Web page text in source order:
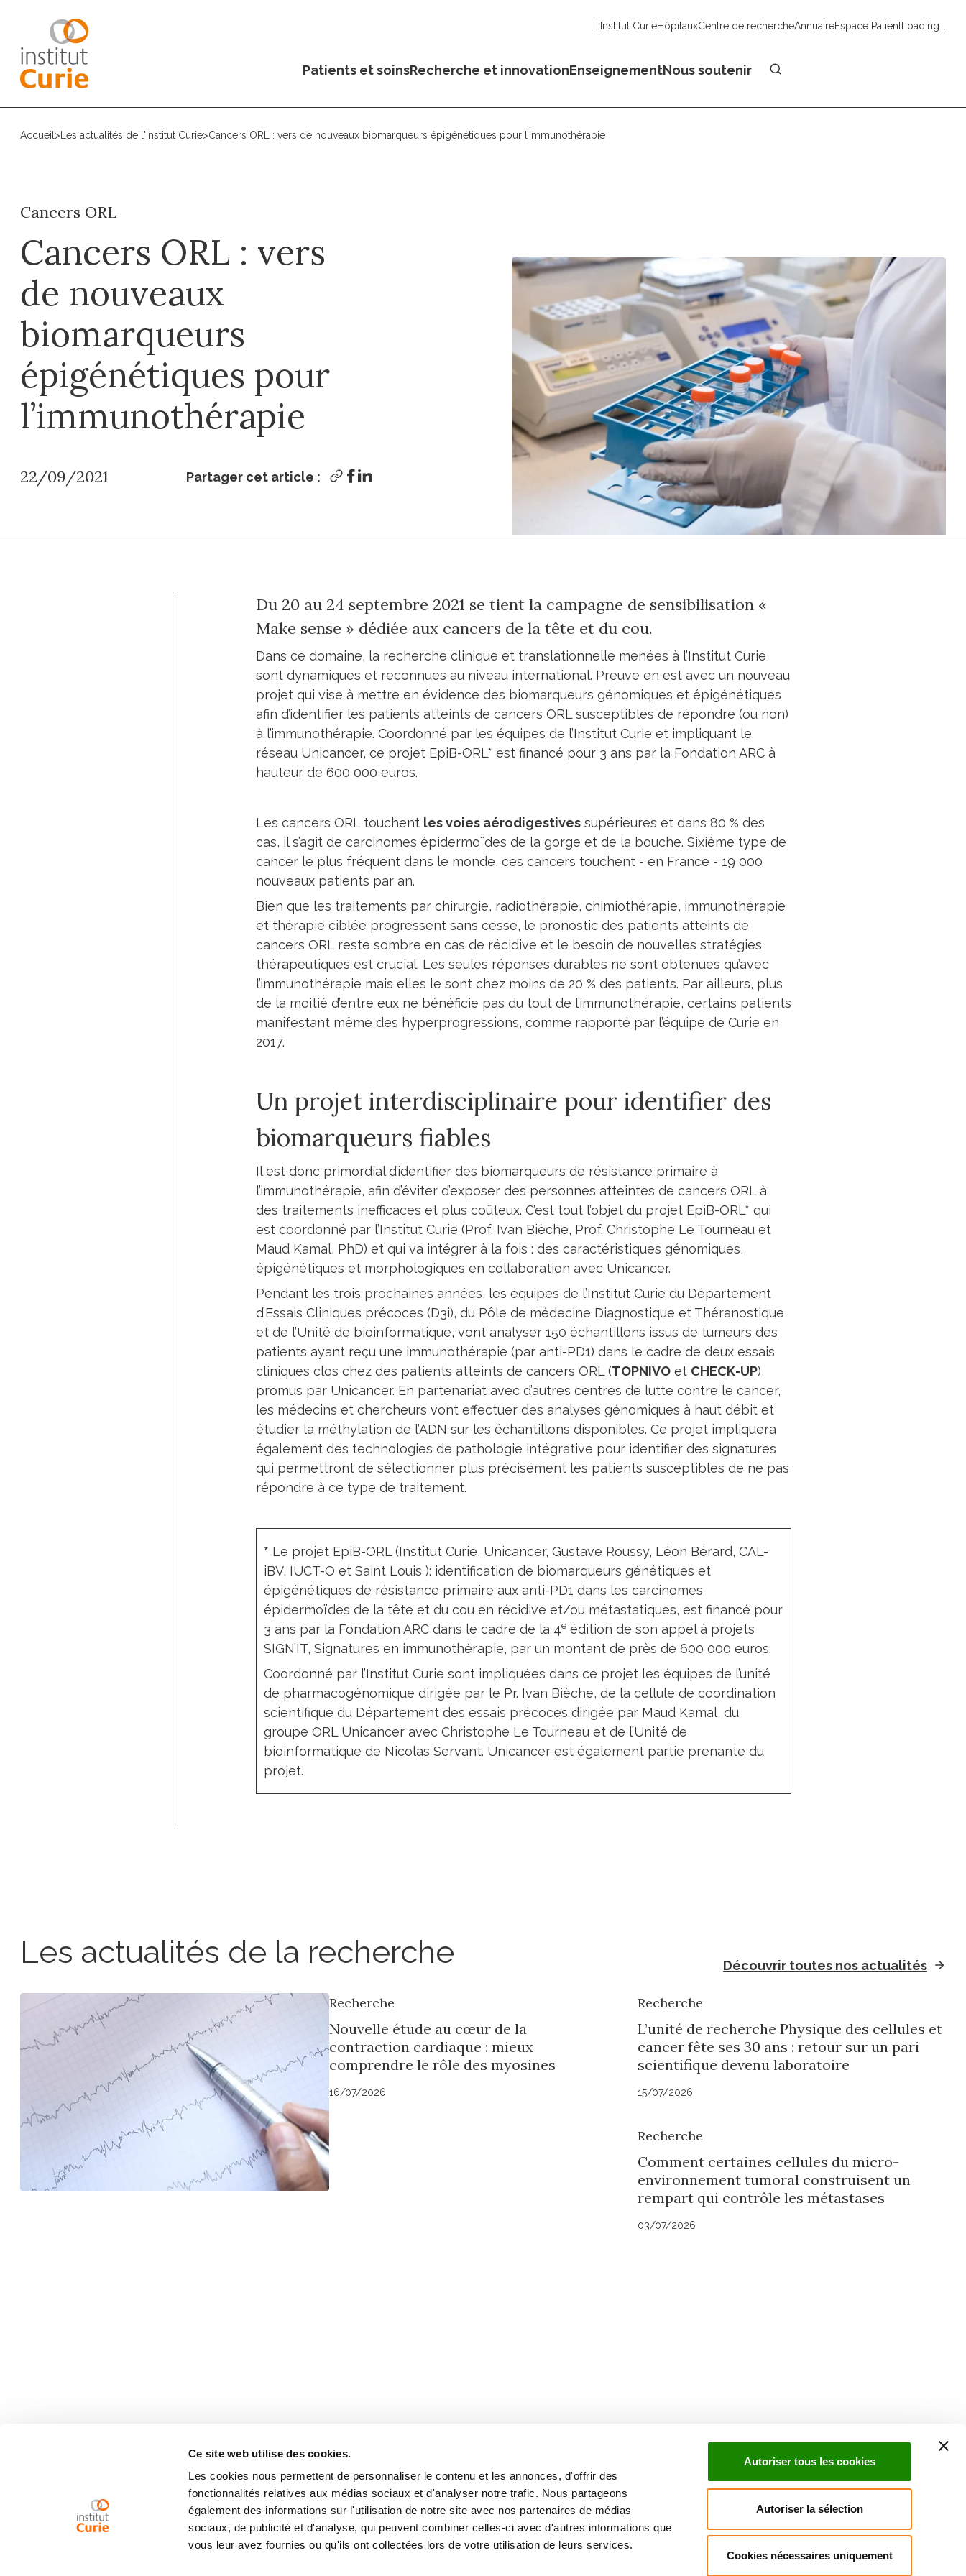
Ce site web utilise des cookies.
Les cookies nous permettent de personnaliser le contenu et les annonces, d'offrir des
fonctionnalités relatives aux médias sociaux et d'analyser notre trafic. Nous partageons
également des informations sur l'utilisation de notre site avec nos partenaires de médias
sociaux, de publicité et d'analyse, qui peuvent combiner celles-ci avec d'autres informations que
vous leur avez fournies ou qu'ils ont collectées lors de votre utilisation de leurs services.
Autoriser tous les cookies
Autoriser la sélection
Cookies nécessaires uniquement
L'Institut CurieHôpitauxCentre de rechercheAnnuaireEspace PatientLoading...
Patients et soinsRecherche et innovationEnseignementNous soutenir
Accueil > Les actualités de l'Institut Curie>Cancers ORL : vers de nouveaux biomarqueurs épigénétiques pour l’immunothérapie
Cancers ORL
Cancers ORL : vers
de nouveaux
biomarqueurs
épigénétiques pour
l’immunothérapie
22/09/2021 Partager cet article :
Du 20 au 24 septembre 2021 se tient la campagne de sensibilisation «
Make sense » dédiée aux cancers de la tête et du cou.
Dans ce domaine, la recherche clinique et translationnelle menées à l’Institut Curie
sont dynamiques et reconnues au niveau international. Preuve en est avec un nouveau
projet qui vise à mettre en évidence des biomarqueurs génomiques et épigénétiques
afin d’identifier les patients atteints de cancers ORL susceptibles de répondre (ou non)
à l’immunothérapie. Coordonné par les équipes de l’Institut Curie et impliquant le
réseau Unicancer, ce projet EpiB-ORL* est financé pour 3 ans par la Fondation ARC à
hauteur de 600 000 euros.
Les cancers ORL touchent les voies aérodigestivessupérieures et dans 80 % des
cas, il s’agit de carcinomes épidermoïdes de la gorge et de la bouche. Sixième type de
cancer le plus fréquent dans le monde, ces cancers touchent - en France - 19 000
nouveaux patients par an.
Bien que les traitements par chirurgie, radiothérapie, chimiothérapie, immunothérapie
et thérapie ciblée progressent sans cesse, le pronostic des patients atteints de
cancers ORL reste sombre en cas de récidive et le besoin de nouvelles stratégies
thérapeutiques est crucial. Les seules réponses durables ne sont obtenues qu’avec
l’immunothérapie mais elles le sont chez moins de 20 % des patients. Par ailleurs, plus
de la moitié d’entre eux ne bénéficie pas du tout de l’immunothérapie, certains patients
manifestant même des hyperprogressions, comme rapporté par l’équipe de Curie en
2017.
Un projet interdisciplinaire pour identifier des
biomarqueurs fiables
Il est donc primordial d’identifier des biomarqueurs de résistance primaire à
l’immunothérapie, afin d’éviter d’exposer des personnes atteintes de cancers ORL à
des traitements inefficaces et plus coûteux. C’est tout l’objet du projet EpiB-ORL* qui
est coordonné par l’Institut Curie (Prof. Ivan Bièche, Prof. Christophe Le Tourneau et
Maud Kamal, PhD) et qui va intégrer à la fois : des caractéristiques génomiques,
épigénétiques et morphologiques en collaboration avec Unicancer.
Pendant les trois prochaines années, les équipes de l’Institut Curie du Département
d’Essais Cliniques précoces (D3i), du Pôle de médecine Diagnostique et Théranostique
et de l’Unité de bioinformatique, vont analyser 150 échantillons issus de tumeurs des
patients ayant reçu une immunothérapie (par anti-PD1) dans le cadre de deux essais
cliniques clos chez des patients atteints de cancers ORL (TOPNIVOet CHECK-UP),
promus par Unicancer. En partenariat avec d’autres centres de lutte contre le cancer,
les médecins et chercheurs vont effectuer des analyses génomiques à haut débit et
étudier la méthylation de l’ADN sur les échantillons disponibles. Ce projet impliquera
également des technologies de pathologie intégrative pour identifier des signatures
qui permettront de sélectionner plus précisément les patients susceptibles de ne pas
répondre à ce type de traitement.
* Le projet EpiB-ORL (Institut Curie, Unicancer, Gustave Roussy, Léon Bérard, CAL-
iBV, IUCT-O et Saint Louis ): identification de biomarqueurs génétiques et
épigénétiques de résistance primaire aux anti-PD1 dans les carcinomes
épidermoïdes de la tête et du cou en récidive et/ou métastatiques, est financé pour
3 ans par la Fondation ARC dans le cadre de la 4eédition de son appel à projets
SIGN’IT, Signatures en immunothérapie, par un montant de près de 600 000 euros.
Coordonné par l’Institut Curie sont impliquées dans ce projet les équipes de l’unité
de pharmacogénomique dirigée par le Pr. Ivan Bièche, de la cellule de coordination
scientifique du Département des essais précoces dirigée par Maud Kamal, du
groupe ORL Unicancer avec Christophe Le Tourneau et de l’Unité de
bioinformatique de Nicolas Servant. Unicancer est également partie prenante du
projet.
Les actualités de la recherche Découvrir toutes nos actualités
Recherche
Nouvelle étude au cœur de la
contraction cardiaque : mieux
comprendre le rôle des myosines
16/07/2026
Recherche
L’unité de recherche Physique des cellules et
cancer fête ses 30 ans : retour sur un pari
scientifique devenu laboratoire
15/07/2026
Recherche
Comment certaines cellules du micro-
environnement tumoral construisent un
rempart qui contrôle les métastases
03/07/2026
Inscrivez-vous à la newsletter
ActualitésDroits du patient